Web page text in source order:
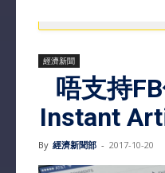
經濟新聞
唔支持
Instant
By 經濟新聞部 - 2017-10-20